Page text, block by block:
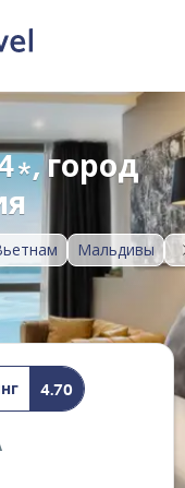
Мальдивы
4*, город
4.70